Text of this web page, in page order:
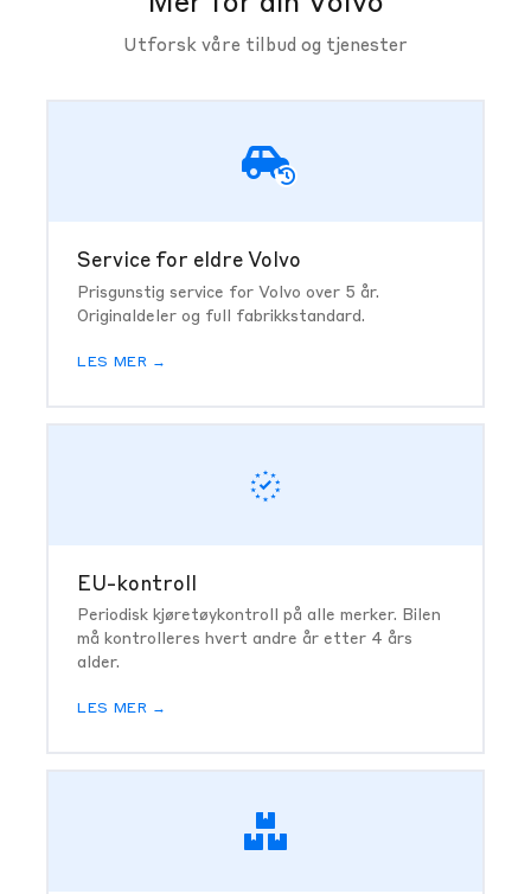
Utforsk våre tilbud og tjenester
Service for eldre Volvo
Prisgunstig service for Volvo over 5 år.
Originaldeler og full fabrikkstandard.
LES MER →
EU-kontroll
Periodisk kjøretøykontroll på alle merker. Bilen
må kontrolleres hvert andre år etter 4 års
alder.
LES MER →